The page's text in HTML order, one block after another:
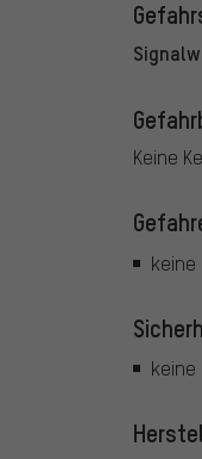
Keine
keine
keine